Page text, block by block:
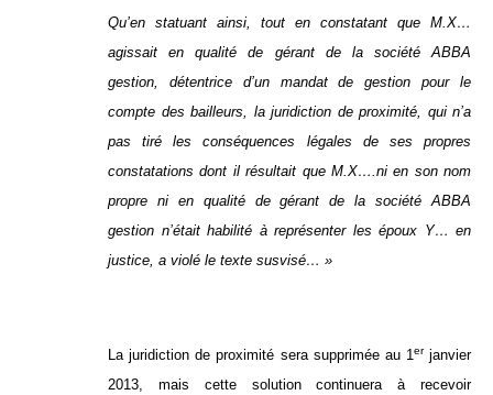
Qu’en statuant ainsi, tout en constatant que M.X…
agissait en qualité de gérant de la société ABBA
gestion, détentrice d’un mandat de gestion pour le
compte des bailleurs, la juridiction de proximité, qui n’a
pas tiré les conséquences légales de ses propres
constatations dont il résultait que M.X….ni en son nom
propre ni en qualité de gérant de la société ABBA
gestion n’était habilité à représenter les époux Y… en
justice, a violé le texte susvisé… »
La juridiction de proximité sera supprimée au 1erjanvier
2013, mais cette solution continuera à recevoir